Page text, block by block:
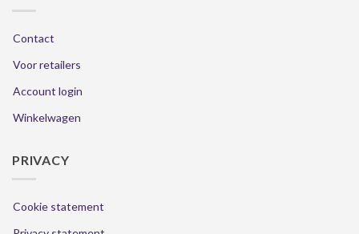
Contact
Voor retailers
Account login
Winkelwagen
PRIVACY
Cookie statement